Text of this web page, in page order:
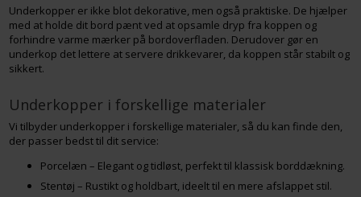
Underkopper er ikke blot dekorative, men også praktiske. De hjælper
med at holde dit bord pænt ved at opsamle dryp fra koppen og
forhindre varme mærker på bordoverfladen. Derudover gør en
underkop det lettere at servere drikkevarer, da koppen står stabilt og
sikkert.
Underkopper i forskellige materialer
Vi tilbyder underkopper i forskellige materialer, så du kan finde den,
der passer bedst til dit service:
Porcelæn – Elegant og tidløst, perfekt til klassisk borddækning.
Stentøj – Rustikt og holdbart, ideelt til en mere afslappet stil.